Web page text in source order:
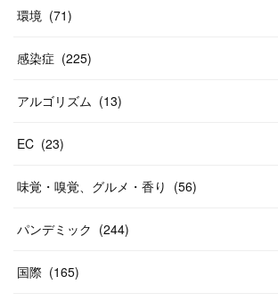
環境 (71)
感染症 (225)
アルゴリズム (13)
EC (23)
味覚・嗅覚、グルメ・香り (56)
パンデミック (244)
国際 (165)